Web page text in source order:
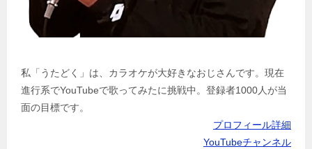
私「うたどく」は、カラオケが大好きなおじさんです。現在
進行系でYouTubeで歌ってみたに挑戦中。登録者1000人が当
面の目標です。
プロフィール詳細
YouTubeチャンネル